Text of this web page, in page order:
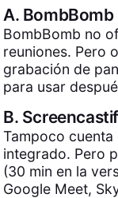
A. BombBomb
BombBomb no
reuniones. Pero
grabación de
para usar
B.
Tampoco
integrado. Pero
(30 min en la
Google Meet,